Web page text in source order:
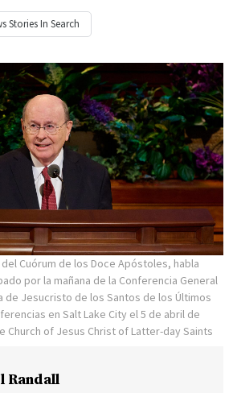
Stories In Search
Cuórum de los Doce Apóstoles, habla
por la mañana de la Conferencia General
de Jesucristo de los Santos de los Últimos
en Salt Lake City el 5 de abril de
Church of Jesus Christ of Latter-day Saints
Randall